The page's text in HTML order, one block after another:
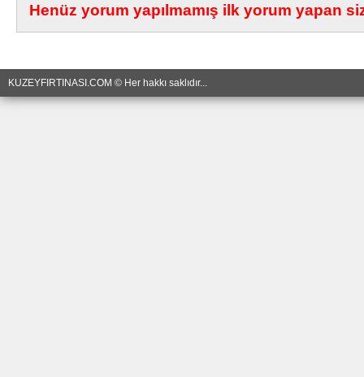
Henüz yorum yapılmamış ilk yorum yapan
KUZEYFIRTINASI.COM © Her hakkı saklıdır...